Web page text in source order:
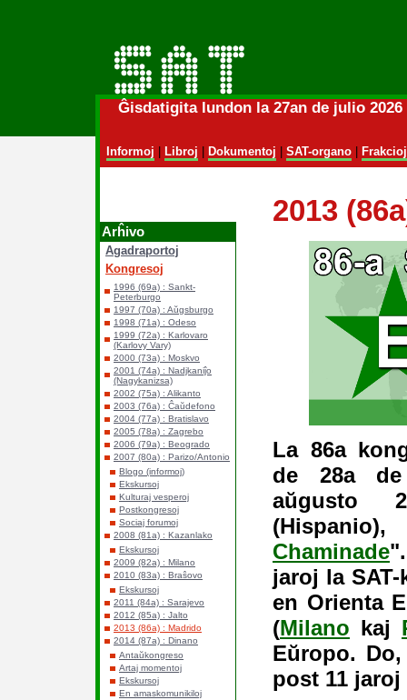
Ĝisdatigita lundon la 27an de julio
Informoj Libroj Dokumentoj SAT-organo| Frakcioj
Arĥivo
Agadraportoj
Kongresoj
1996 (69a) : Sankt-
Peterburgo
1997 (70a) : Aŭgsburgo
1998 (71a) : Odeso
1999 (72a) : Karlovaro
(Karlovy Vary)
2000 (73a) : Moskvo
2001 (74a) : Nadjkaniĵo
(Nagykanizsa)
2002 (75a) : Alikanto
2003 (76a) : Ĉaŭdefono
2004 (77a) : Bratislavo
2005 (78a) : Zagrebo
2006 (79a) : Beogrado
2007 (80a) : Parizo/Antonio
Blogo (informoj)
Ekskursoj
Kulturaj vesperoj
Postkongresoj
Sociaj forumoj
2008 (81a) : Kazanlako
Ekskursoj
2009 (82a) : Milano
2010 (83a) : Braŝovo
Ekskursoj
2011 (84a) : Sarajevo
2012 (85a) : Jalto
2013 (86a) : Madrido
2014 (87a) : Dinano
Antaŭkongreso
Artaj momentoj
Ekskursoj
En amaskomunikiloj
2013
La 86a
de 28a
aŭgusto
Chaminade
jaroj la
en Orienta
(Milano kaj
Eŭropo.
post 11 jaroj